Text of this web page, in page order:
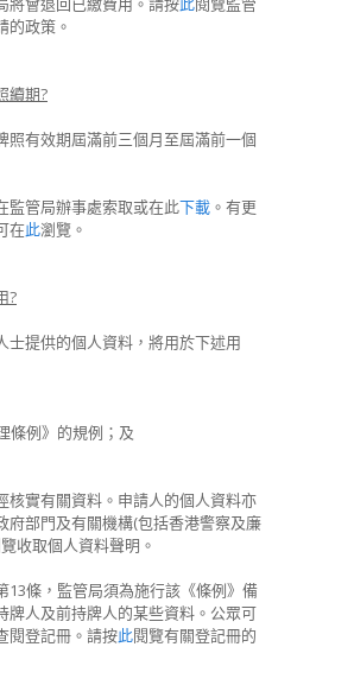
的政策。
續期?
照有效期屆滿前三個月至屆滿前一個
監管局辦事處索取或在此下載 。有更
在此瀏覽。
?
士提供的個人資料，將用於下述用
條例》的規例；及
核實有關資料。申請人的個人資料亦
府部門及有關機構(包括香港警察及廉
收取個人資料聲明。
13條，監管局須為施行該《條例》備
牌人及前持牌人的某些資料。公眾可
閱登記冊。請按此閱覽有關登記冊的